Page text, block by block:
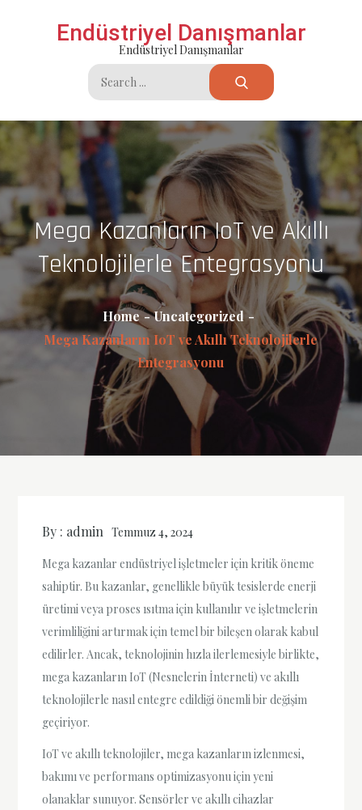
Endüstriyel Danışmanlar
Endüstriyel Danışmanlar
Search
for:
Mega Kazanların IoT ve Akıllı
Teknolojilerle Entegrasyonu
Home
Uncategorized
Mega Kazanların IoT ve Akıllı Teknolojilerle
Entegrasyonu
By : admin Temmuz 4, 2024
Mega kazanlar endüstriyel işletmeler için kritik öneme
sahiptir. Bu kazanlar, genellikle büyük tesislerde enerji
üretimi veya proses ısıtma için kullanılır ve işletmelerin
verimliliğini artırmak için temel bir bileşen olarak kabul
edilirler. Ancak, teknolojinin hızla ilerlemesiyle birlikte,
mega kazanların IoT (Nesnelerin İnterneti) ve akıllı
teknolojilerle nasıl entegre edildiği önemli bir değişim
geçiriyor.
IoT ve akıllı teknolojiler, mega kazanların izlenmesi,
bakımı ve performans optimizasyonu için yeni
olanaklar sunuyor. Sensörler ve akıllı cihazlar